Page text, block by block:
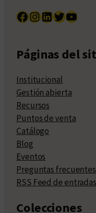
Facebook InstagramLinkedIn Twitter YouTube
Páginas del
Institucional
Gestión abierta
Recursos
Puntos de venta
Catálogo
Blog
Eventos
Preguntas frecuentes
RSS Feed de entradas
Colecciones